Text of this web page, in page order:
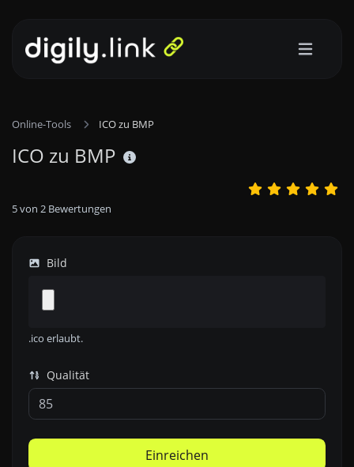
Online-Tools ICO zu BMP
ICO zu BMP
5von 2 Bewertungen
Bild
.ico erlaubt.
Qualität
Einreichen